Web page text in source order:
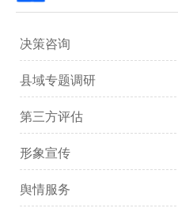
决策咨询
县域专题调研
第三方评估
形象宣传
舆情服务